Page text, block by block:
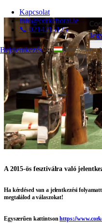
Kapcsolat
info@corkchoral.ie
📞 0214215125
Bejelentkezésegy
Hungarian
English
Bulgarian
Czech
Danish
German
Greek
Spanish
French
Italian
Portuguese
A 2015-ös fesztiválra való
Ha kérdésed van a jelentkezési
megtalálod a válaszokat!
Egyszerűen kattintsonhttps://